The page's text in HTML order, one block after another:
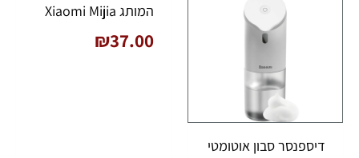
דיספנסר סבון אוטומטי
המותג Xiaomi Mijia
₪37.00